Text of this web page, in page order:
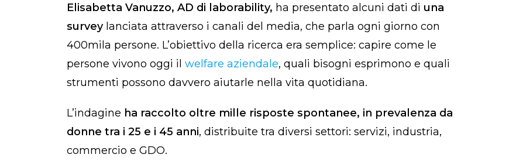
Elisabetta Vanuzzo, AD di laborability, ha presentato alcuni dati di una
surveylanciata attraverso i canali del media, che parla ogni giorno con
400mila persone. L’obiettivo della ricerca era semplice: capire come le
persone vivono oggi il welfare aziendale, quali bisogni esprimono e quali
strumenti possono davvero aiutarle nella vita quotidiana.
L’indagine ha raccolto oltre mille risposte spontanee, in prevalenza da
donne tra i 25 e i 45 anni, distribuite tra diversi settori: servizi, industria,
commercio e GDO.